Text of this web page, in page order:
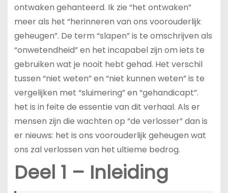
ontwaken gehanteerd. Ik zie “het ontwaken”
meer als het “herinneren van ons voorouderlijk
geheugen”. De term “slapen” is te omschrijven als
“onwetendheid” en het incapabel zijn om iets te
gebruiken wat je nooit hebt gehad. Het verschil
tussen “niet weten” en “niet kunnen weten” is te
vergelijken met “sluimering” en “gehandicapt”.
het is in feite de essentie van dit verhaal. Als er
mensen zijn die wachten op “de verlosser” dan is
er nieuws: het is ons voorouderlijk geheugen wat
ons zal verlossen van het ultieme bedrog.
Deel 1 – Inleiding